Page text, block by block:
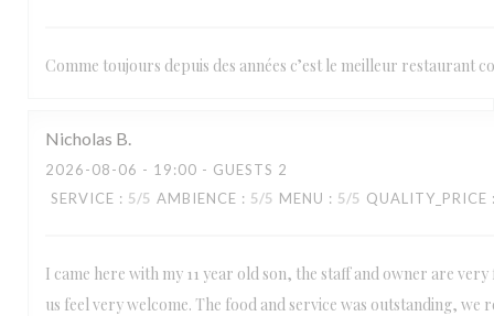
Comme toujours depuis des années c’est le meilleur restaurant
Nicholas B
2026-08-06 - 19:00 - GUESTS 2
SERVICE : 5/5 AMBIENCE : 5/5 MENU : 5/5 QUALITY_PRICE
I came here with my 11 year old son, the staff and owner are
us feel very welcome. The food and service was outstanding, we